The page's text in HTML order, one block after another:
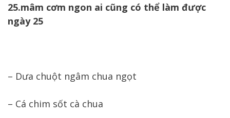
25.mâm cơm ngon ai cũng có thể làm được
ngày 25
– Dưa chuột ngâm chua ngọt
– Cá chim sốt cà chua